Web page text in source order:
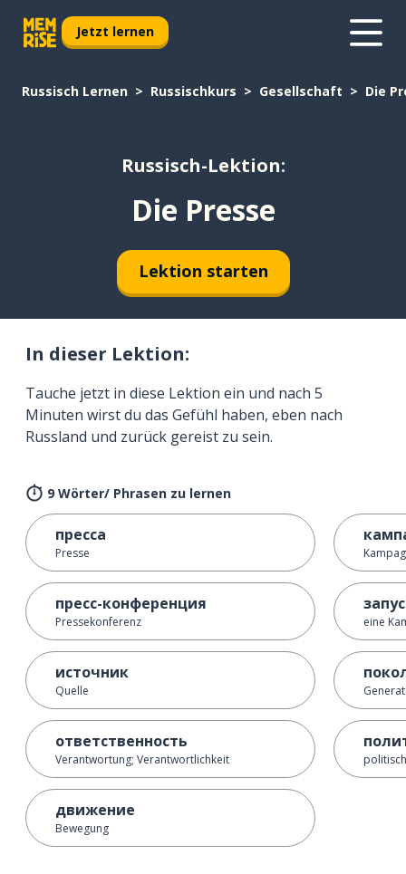
Jetzt lernen
Russisch Lernen Russischkurs Gesellschaft Die
Russisch-Lektion:
Die Presse
Lektion starten
In dieser Lektion:
Tauche jetzt in diese Lektion ein und nach 5
Minuten wirst du das Gefühl haben, eben nach
Russland und zurück gereist zu sein.
9 Wörter/ Phrasen zu lernen
пресса
Presse
пресс-конференция
Pressekonferenz
источник
Quelle
ответственность
Verantwortung; Verantwortlichkeit
движение
Bewegung
eine
politisch